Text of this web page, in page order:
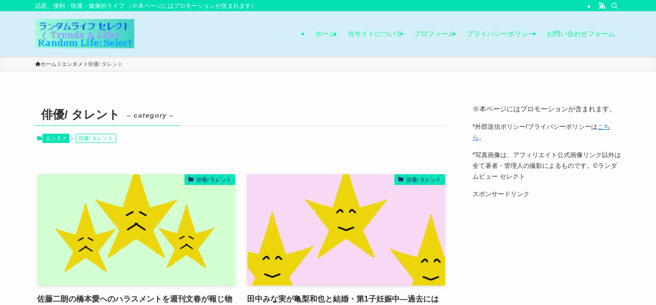
話題、便利・快適・健康的ライフ （※本ページにはプロモーションが含まれます）
ホーム 当サイトについて プロフィール プライバシーポリシー お問い合わせフォーム
ホーム エンタメ 俳優/ タレント
俳優/ タレント – category –
エンタメ 俳優/ タレント
俳優/ タレント
佐藤二朗の橋本愛へのハラスメントを週刊文春が報じ物
俳優/ タレント
田中みな実が亀梨和也と結婚・第1子妊娠中―過去には
※本ページにはプロモーションが含まれます。
*外部送信ポリシー/プライバシーポリシーはこち
ら 。
*写真画像は、アフィリエイト公式画像リンク以外は
全て著者・管理人の撮影によるものです。©ランダ
ムビュー セレクト
スポンサードリンク